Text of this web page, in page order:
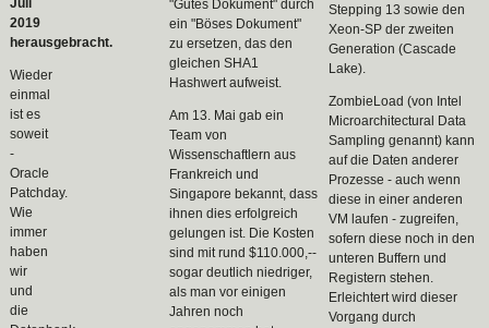
Juli
2019
herausgebracht.
Wieder
einmal
ist es
soweit
-
Oracle
Patchday.
Wie
immer
haben
wir
und
die
"Gutes Dokument" durch
ein "Böses Dokument"
zu ersetzen, das den
gleichen SHA1
Hashwert aufweist.
Am 13. Mai gab ein
Team von
Wissenschaftlern aus
Frankreich und
Singapore bekannt, dass
ihnen dies erfolgreich
gelungen ist. Die Kosten
sind mit rund $110.000,--
sogar deutlich niedriger,
als man vor einigen
Jahren noch
Stepping 13 sowie den
Xeon-SP der zweiten
Generation (Cascade
Lake).
ZombieLoad (von Intel
Microarchitectural Data
Sampling genannt) kann
auf die Daten anderer
Prozesse - auch wenn
diese in einer anderen
VM laufen - zugreifen,
sofern diese noch in den
unteren Buffern und
Registern stehen.
Erleichtert wird dieser
Vorgang durch